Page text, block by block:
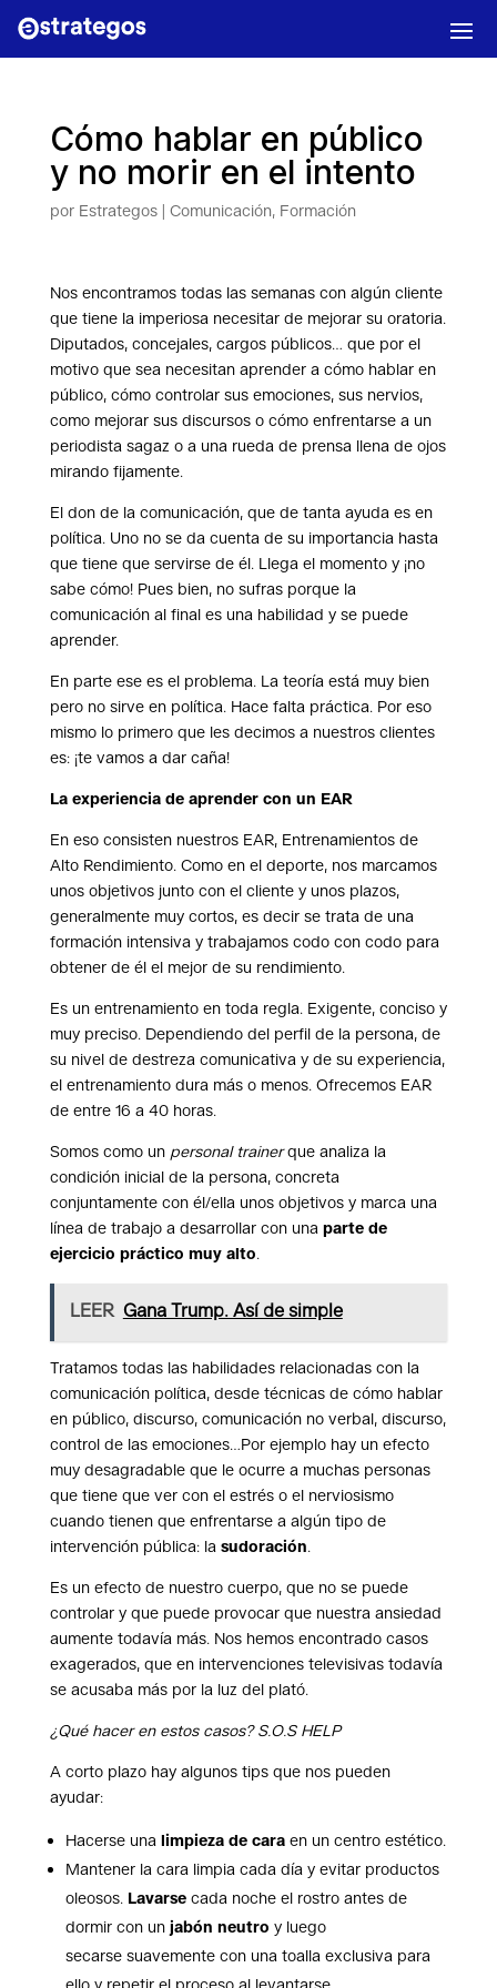
Cómo hablar en público
y no morir en el intento
por Estrategos| Comunicación, Formación
Nos encontramos todas las semanas con algún cliente
que tiene la imperiosa necesitar de mejorar su oratoria.
Diputados, concejales, cargos públicos… que por el
motivo que sea necesitan aprender a cómo hablar en
público, cómo controlar sus emociones, sus nervios,
como mejorar sus discursos o cómo enfrentarse a un
periodista sagaz o a una rueda de prensa llena de ojos
mirando fijamente.
El don de la comunicación, que de tanta ayuda es en
política. Uno no se da cuenta de su importancia hasta
que tiene que servirse de él. Llega el momento y ¡no
sabe cómo! Pues bien, no sufras porque la
comunicación al final es una habilidad y se puede
aprender.
En parte ese es el problema. La teoría está muy bien
pero no sirve en política. Hace falta práctica. Por eso
mismo lo primero que les decimos a nuestros clientes
es: ¡te vamos a dar caña!
La experiencia de aprender con un EAR
En eso consisten nuestros EAR, Entrenamientos de
Alto Rendimiento. Como en el deporte, nos marcamos
unos objetivos junto con el cliente y unos plazos,
generalmente muy cortos, es decir se trata de una
formación intensiva y trabajamos codo con codo para
obtener de él el mejor de su rendimiento.
Es un entrenamiento en toda regla. Exigente, conciso y
muy preciso. Dependiendo del perfil de la persona, de
su nivel de destreza comunicativa y de su experiencia,
el entrenamiento dura más o menos. Ofrecemos EAR
de entre 16 a 40 horas.
Somos como un personal trainerque analiza la
condición inicial de la persona, concreta
conjuntamente con él/ella unos objetivos y marca una
línea de trabajo a desarrollar con una parte de
ejercicio práctico muy alto.
LEER Gana Trump. Así de simple
Tratamos todas las habilidades relacionadas con la
comunicación política, desde técnicas de cómo hablar
en público, discurso, comunicación no verbal, discurso,
control de las emociones…Por ejemplo hay un efecto
muy desagradable que le ocurre a muchas personas
que tiene que ver con el estrés o el nerviosismo
cuando tienen que enfrentarse a algún tipo de
intervención pública: la sudoración.
Es un efecto de nuestro cuerpo, que no se puede
controlar y que puede provocar que nuestra ansiedad
aumente todavía más. Nos hemos encontrado casos
exagerados, que en intervenciones televisivas todavía
se acusaba más por la luz del plató.
¿Qué hacer en estos casos? S.O.S HELP
A corto plazo hay algunos tips que nos pueden
ayudar:
Hacerse una limpieza de caraen un centro estético.
Mantener la cara limpia cada día y evitar productos
oleosos. Lavarsecada noche el rostro antes de
dormir con unjabón neutro y luego
secarse suavemente con una toalla exclusiva para